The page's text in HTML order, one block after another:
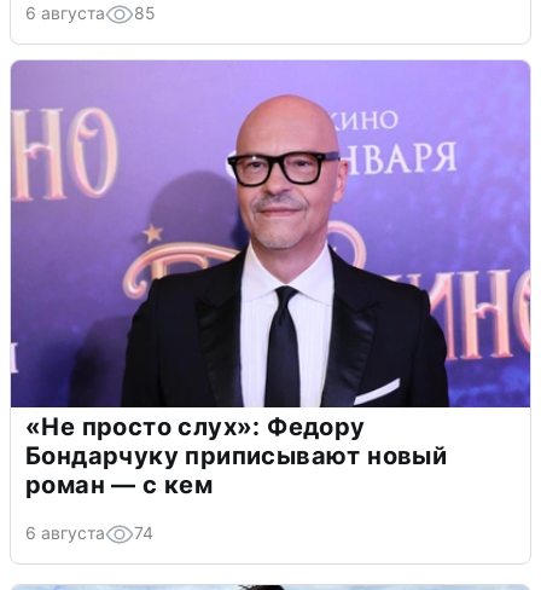
6 августа 85
«Не просто слух»: Федору
Бондарчуку приписывают новый
роман — с кем
6 августа 74